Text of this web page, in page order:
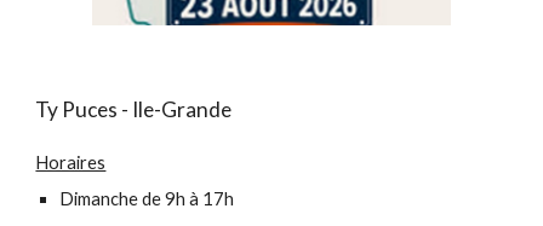
Ty Puces - Ile-Grande
Horaires
Dimanche de 9h à 17h